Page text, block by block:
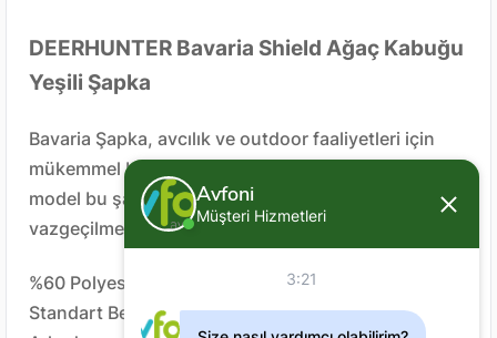
DEERHUNTER Bavaria Shield Ağaç Kabuğu
Yeşili Şapka
Bavaria Şapka, avcılık ve outdoor faaliyetleri için
mükemmel bir seçimdir. Nefes alabilen bu klasik
model bu şapka, ayarlanabilir boyutuyla
vazgeçilmez tercihiniz olacaktır.
%60 Polyester, %40 Pamuk
Standart Beden
Avfoni
Müşteri Hizmetleri
3:21